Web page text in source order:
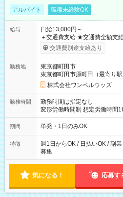
アルバイト 職種未経験OK
給与
日給13,000円～
＋交通費支給 ★交通費全額支給！ ┗案件により規定あり ★日払
いOK！（規定あり） ┗働いた
ンビニATMから 日払い分を引き落とせま
交通費別途支給あり
勤務地
東京都町田市
東京都町田市原町田（最寄り駅
株式会社ワンベルウッズ
勤務時間
勤務時間は指定なし
変形労働時間制 想定労働時間160時間/月 【シフ
～21：00
期間 単発・1日のみOK
特徴
週1日からOK / 日払いOK / 副
募集
気になる！ 応募す